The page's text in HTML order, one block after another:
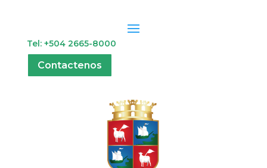
Tel: +504 2665-8000
Contactenos